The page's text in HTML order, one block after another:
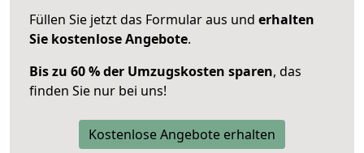
Füllen Sie jetzt das Formular aus und erhalten
Sie kostenlose Angebote.
Bis zu 60 % der Umzugskosten sparen, das
finden Sie nur bei uns!
Kostenlose Angebote erhalten